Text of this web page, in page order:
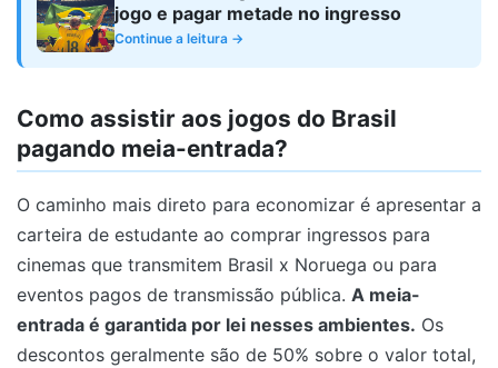
jogo e pagar metade no ingresso
Continue a leitura →
Como assistir aos jogos do Brasil
pagando meia-entrada?
O caminho mais direto para economizar é apresentar a
carteira de estudante ao comprar ingressos para
cinemas que transmitem Brasil x Noruega ou para
eventos pagos de transmissão pública. A meia-
entrada é garantida por lei nesses ambientes. Os
descontos geralmente são de 50% sobre o valor total,